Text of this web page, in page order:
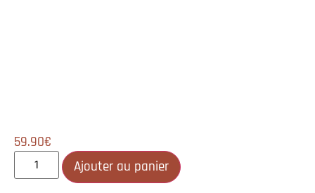
59.90€
Ajouter au panier